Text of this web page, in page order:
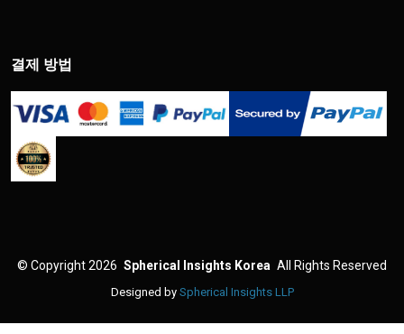
결제 방법
© Copyright 2026 Spherical Insights Korea All Rights Reserved
Designed by Spherical Insights LLP